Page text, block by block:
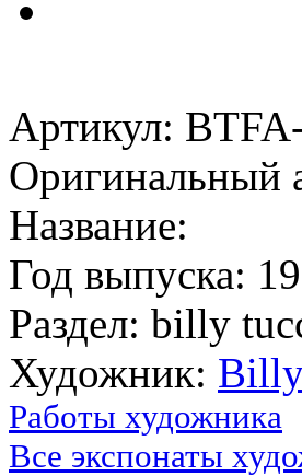
Артикул:
Оригинальный
Название:
Год выпуска:
Раздел: billy
Художник:
Работы художника
Все экспонаты